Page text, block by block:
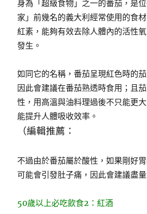
身為「超級食物」之一的番茄，是
家」前幾名的義大利經常使用的食
紅素，能夠有效去除人體內的活性
發生。
如同它的名稱，番茄呈現紅色時的
因此會建議在番茄熟透時食用；且
性，用高溫與油料理過後不只能更
能提升人體吸收效率。
（編輯推薦：
不過由於番茄屬於酸性，如果剛好
可能會引發肚子痛，因此會建議盡
50歲以上必吃飲食2：紅酒